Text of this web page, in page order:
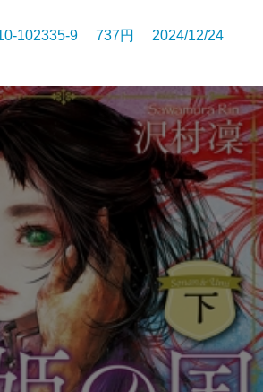
102335-9 737円 2024/12/24